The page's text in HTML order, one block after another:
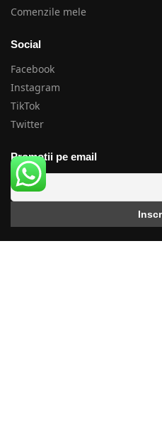
Comenzile mele
Social
Facebook
Instagram
TikTok
Twitter
Promotii pe email